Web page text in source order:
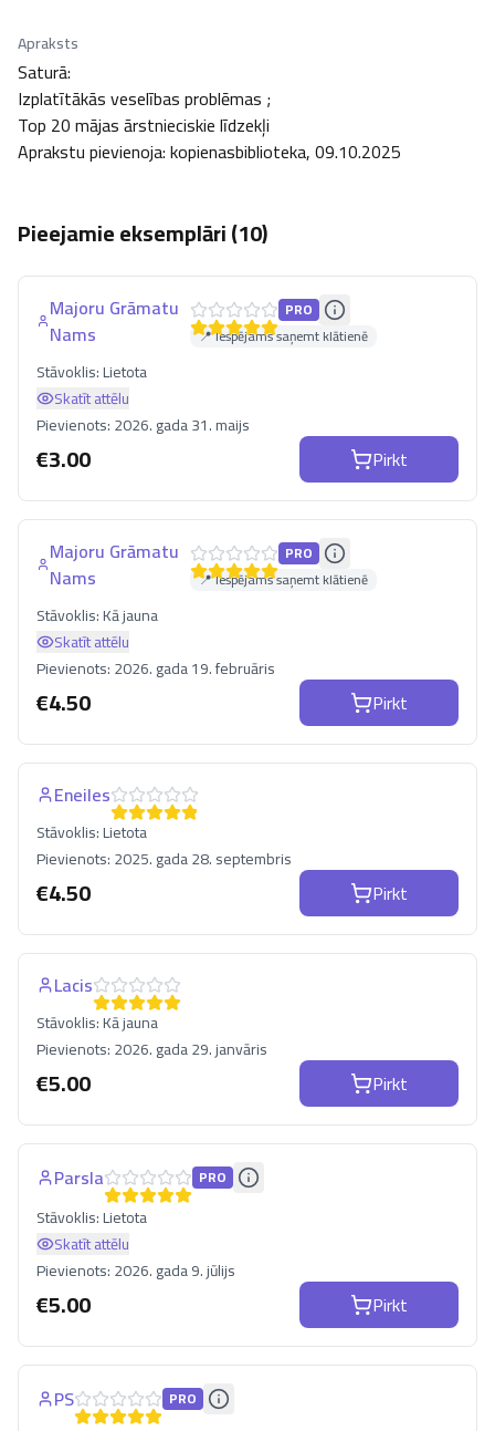
Apraksts
Saturā:
Izplatītākās veselības problēmas ;
Top 20 mājas ārstnieciskie līdzekļi
Aprakstu pievienoja: kopienasbiblioteka, 09.10.2025
Pieejamie eksemplāri (10)
Majoru Grāmatu
Nams
PRO
📍 Iespējams saņemt klātienē
Stāvoklis:Lietota
Skatīt attēlu
Pievienots:2026. gada 31. maijs
€3.00 Pirkt
Majoru Grāmatu
Nams
PRO
📍 Iespējams saņemt klātienē
Stāvoklis:Kā jauna
Skatīt attēlu
Pievienots:2026. gada 19. februāris
€4.50 Pirkt
Eneiles
Stāvoklis:Lietota
Pievienots:2025. gada 28. septembris
€4.50 Pirkt
Lacis
Stāvoklis:Kā jauna
Pievienots:2026. gada 29. janvāris
€5.00 Pirkt
Parsla PRO
Stāvoklis:Lietota
Skatīt attēlu
Pievienots:2026. gada 9. jūlijs
€5.00 Pirkt
PS PRO